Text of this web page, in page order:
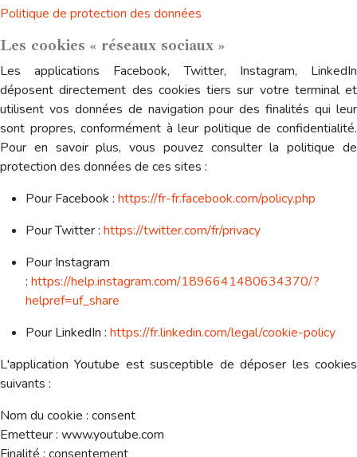
Politique de protection des données
Les cookies « réseaux sociaux »
Les applications Facebook, Twitter, Instagram, LinkedIn
déposent directement des cookies tiers sur votre terminal et
utilisent vos données de navigation pour des finalités qui leur
sont propres, conformément à leur politique de confidentialité.
Pour en savoir plus, vous pouvez consulter la politique de
protection des données de ces sites :
Pour Facebook : https://fr-fr.facebook.com/policy.php
Pour Twitter : https://twitter.com/fr/privacy
Pour Instagram
: https://help.instagram.com/1896641480634370/?
helpref=uf_share
Pour LinkedIn : https://fr.linkedin.com/legal/cookie-policy
L'application Youtube est susceptible de déposer les cookies
suivants :
Nom du cookie : consent
Emetteur : www.youtube.com